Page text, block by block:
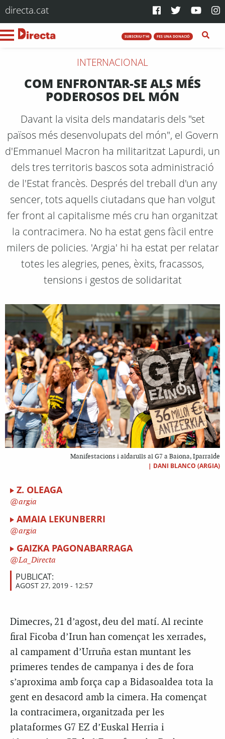
directa.cat
SUBSCRIU-T'HI FES UNA DONACIÓ
INTERNACIONAL
COM ENFRONTAR-SE ALS MÉS
PODEROSOS DEL MÓN
Davant la visita dels mandataris dels "set
països més desenvolupats del món", el Govern
d'Emmanuel Macron ha militaritzat Lapurdi, un
dels tres territoris bascos sota administració
de l'Estat francès. Després del treball d'un any
sencer, tots aquells ciutadans que han volgut
fer front al capitalisme més cru han organitzat
la contracimera. No ha estat gens fàcil entre
milers de policies. 'Argia' hi ha estat per relatar
totes les alegries, penes, èxits, fracassos,
tensions i gestos de solidaritat
Manifestacions i aldarulls al G7 a Baiona, Iparralde
| DANI BLANCO (ARGIA)
Z. OLEAGA
argia
AMAIA LEKUNBERRI
argia
GAIZKA PAGONABARRAGA
La_Directa
PUBLICAT:
AGOST 27, 2019 - 12:57
Dimecres, 21 d’agost, deu del matí. Al recinte
firal Ficoba d’Irun han començat les xerrades,
al campament d’Urruña estan muntant les
primeres tendes de campanya i des de fora
s’aproxima amb força cap a Bidasoaldea tota la
gent en desacord amb la cimera. Ha començat
la contracimera, organitzada per les
plataformes G7 EZ d’Euskal Herria i